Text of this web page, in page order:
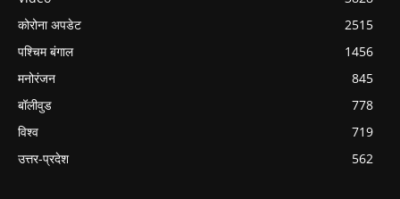
कोरोना अपडेट
2515
पश्चिम बंगाल
1456
मनोरंजन
845
बॉलीवुड
778
विश्व
719
उत्तर-प्रदेश
562